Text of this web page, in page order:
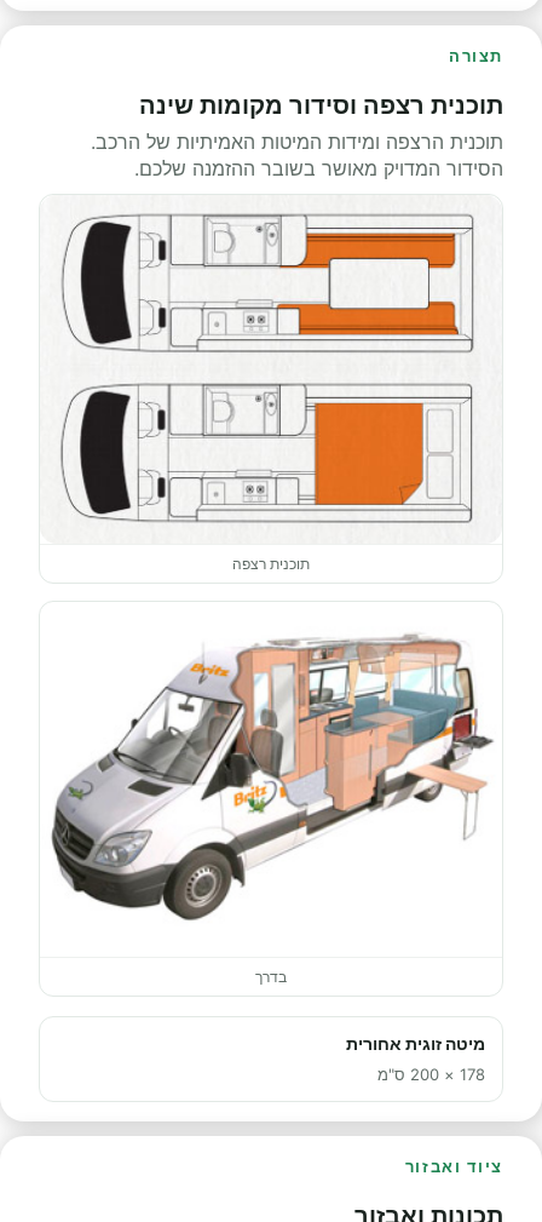
תצורה
תוכנית רצפה וסידור מקומות שינה
תוכנית הרצפה ומידות המיטות האמיתיות של הרכב.
הסידור המדויק מאושר בשובר ההזמנה שלכם.
תוכנית רצפה
בדרך
מיטה זוגית אחורית
178 × 200 ס"מ
ציוד ואבזור
תכונות ואבזור